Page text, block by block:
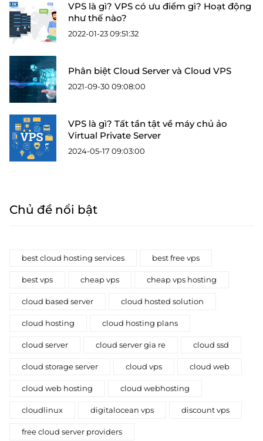
VPS là gì? VPS có ưu điểm gì? Hoạt động
như thế nào?
2022-01-23 09:51:32
Phân biệt Cloud Server và Cloud VPS
2021-09-30 09:08:00
VPS là gì? Tất tần tật về máy chủ ảo
Virtual Private Server
2024-05-17 09:03:00
Chủ đề nổi bật
best cloud hosting services best free vps
best vps cheap vps cheap vps hosting
cloud based server cloud hosted solution
cloud hosting cloud hosting plans
cloud server cloud server gia re cloud ssd
cloud storage server cloud vps cloud web
cloud web hosting cloud webhosting
cloudlinux digitalocean vps discount vps
free cloud server providers